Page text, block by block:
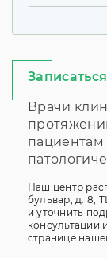
Врачи
Наш центр
бульвар, д. 8,
и уточнить
консультации
странице